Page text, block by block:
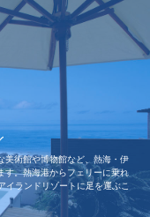
美術館や博物館など、熱海・伊
す。熱海港からフェリーに乗れ
イランドリゾートに足を運ぶこ